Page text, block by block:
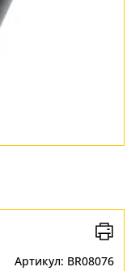
Артикул: BR08076